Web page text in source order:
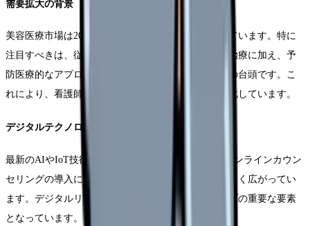
需要拡大の背景
美容医療市場は2025年に入り、さらなる成長を見せています。特に
注目すべきは、従来の美容整形やアンチエイジング治療に加え、予
防医療的なアプローチを取り入れた新しいサービスの台頭です。こ
れにより、看護師に求められる知識やスキルも多様化しています。
デジタルテクノロジーの活用
最新のAIやIoT技術を活用した治療計画の立案や、オンラインカウン
セリングの導入により、美容看護師の業務範囲は大きく広がってい
ます。デジタルリテラシーの向上が、キャリアアップの重要な要素
となっています。